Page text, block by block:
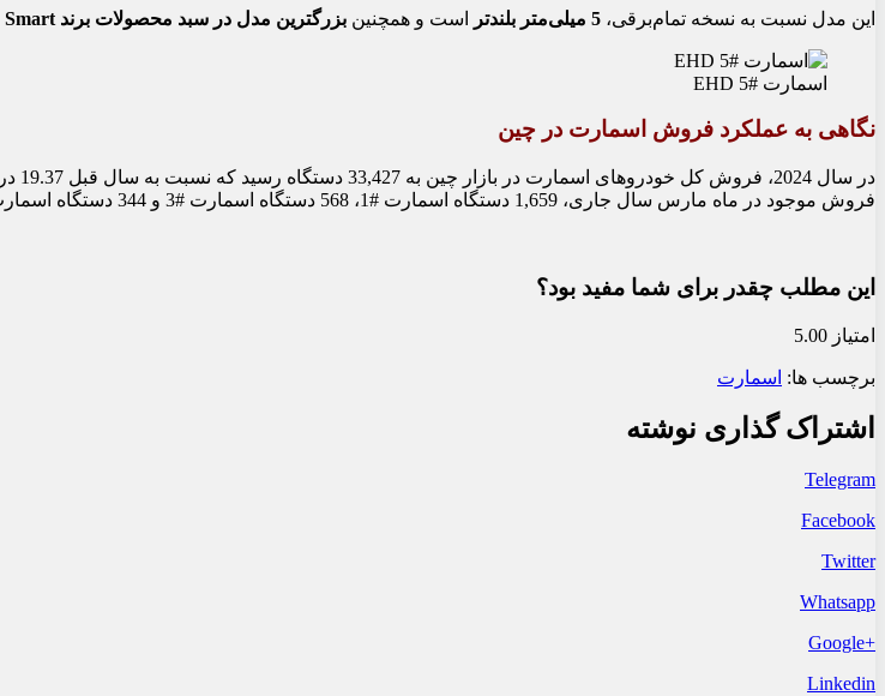
این مدل نسبت به نسخه تمام‌برقی، 5 میلی‌متر بلندتر است و همچنین بزرگترین مدل در سبد محصولات برند Smart
اسمارت #5 EHD
نگاهی به عملکرد فروش اسمارت در چین
فروش موجود در ماه مارس سال جاری، 1,659 دستگاه اسمارت #1، 568 دستگاه اسمارت #3 و 344 دستگاه اسمارت #5 به فروش رسیده‌اند.
این مطلب چقدر برای شما مفید بود؟
امتیاز 5.00
برچسب ها: اسمارت
اشتراک گذاری نوشته
Telegram
Facebook
Twitter
Whatsapp
+Google
Linkedin